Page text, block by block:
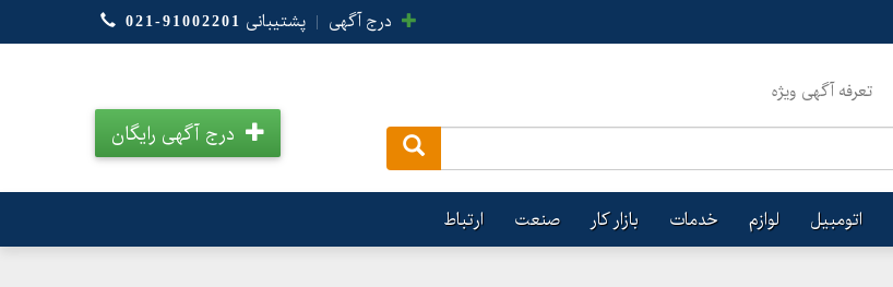
درج آگهی | پشتیبانی 021-91002201
تعرفه آگهی ویژه
درج آگهی رایگان
اتومبیل لوازم خدمات بازار کار صنعت ارتباط